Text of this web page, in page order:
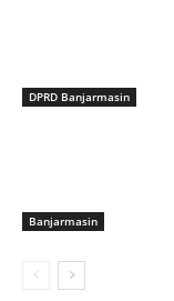
DPRD Banjarmasin
Banjarmasin